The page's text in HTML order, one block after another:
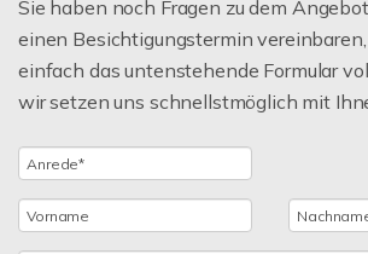
Sie haben noch Fragen zu dem
einen Besichtigungstermin
einfach das untenstehende Formular
wir setzen uns schnellstmöglich mit